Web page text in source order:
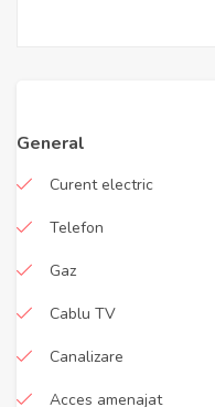
General
Curent electric
Telefon
Gaz
Cablu TV
Canalizare
Acces amenajat